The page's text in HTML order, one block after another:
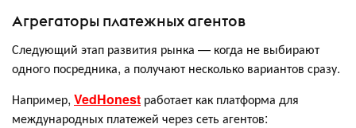
Агрегаторы платежных агентов
Следующий этап развития рынка — когда не выбирают
одного посредника, а получают несколько вариантов сразу.
Например, VedHonest работает как платформа для
международных платежей через сеть агентов: